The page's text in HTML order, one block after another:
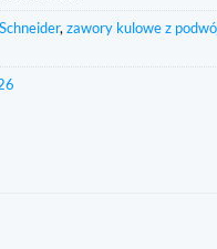
, zawory kulowe z